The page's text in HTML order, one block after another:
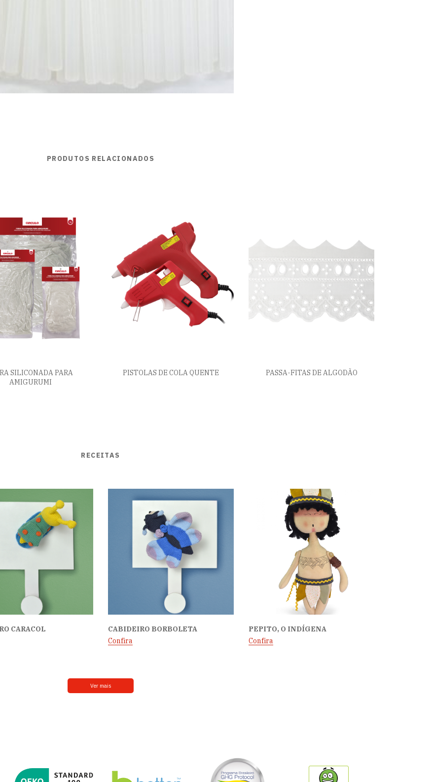
PRODUTOS RELACIONADOS
SILICONADA PARA
AMIGURUMI
PISTOLAS DE COLA QUENTE PASSA-FITAS DE ALGODÃO
RECEITAS
CARACOL
CABIDEIRO BORBOLETA
Confira
PEPITO, O INDÍGENA
Confira
Ver mais